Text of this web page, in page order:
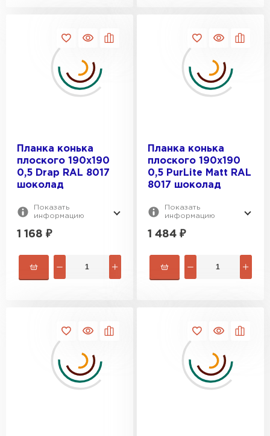
Планка конька
плоского 190х190
0,5 Drap RAL 8017
шоколад
Показать
информацию
1 168 ₽
Планка конька
плоского 190х190
0,5 PurLite Мatt RAL
8017 шоколад
Показать
информацию
1 484 ₽